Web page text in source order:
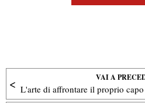
VAI A
L'arte di affrontare il proprio